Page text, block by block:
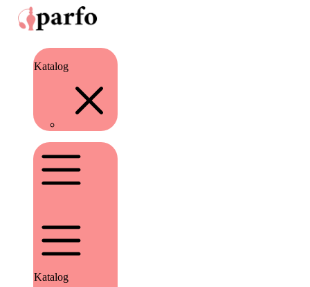
Katalog
Katalog